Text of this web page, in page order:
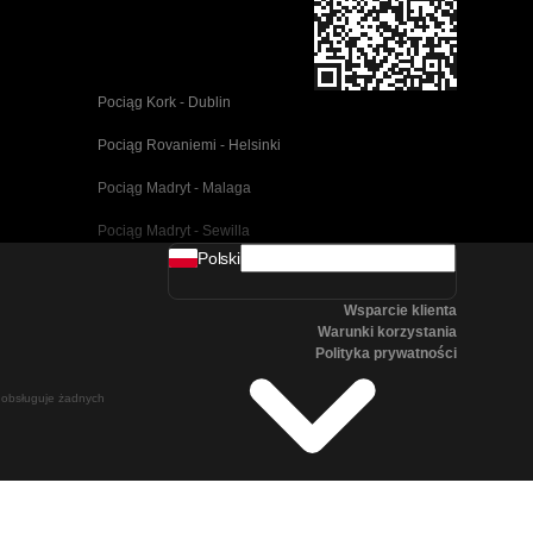
Pociąg Kork - Dublin
Pociąg Rovaniemi - Helsinki
Pociąg Madryt - Malaga
Pociąg Madryt - Sewilla
Pociąg Barcelona - Malaga
Pociąg Seul - Pusan
żadnych
Polski
Wsparcie klienta
Warunki korzystania
Polityka prywatności